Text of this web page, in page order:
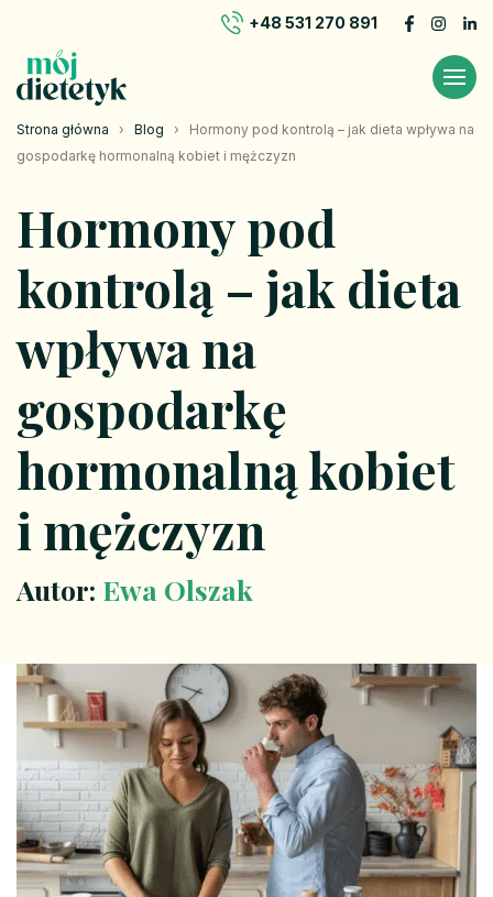
+48 531 270 891
Strona główna › Blog › Hormony pod kontrolą – jak dieta wpływa na
gospodarkę hormonalną kobiet i mężczyzn
Hormony pod
kontrolą – jak dieta
wpływa na
gospodarkę
hormonalną kobiet
i mężczyzn
Autor: Ewa Olszak